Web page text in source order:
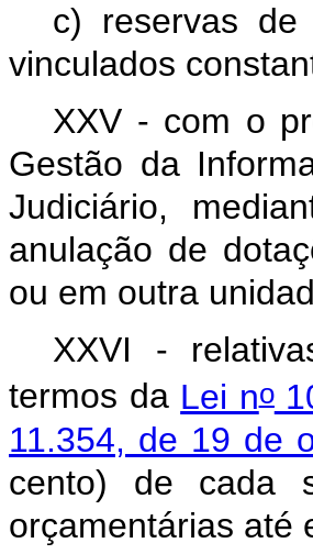
c) reservas
vinculados
XXV - com o
Gestão da
Judiciário,
anulação de
ou em outra
XXVI -
termos da Lei no
11.354, de 19 de
cento) de cada
orçamentárias até